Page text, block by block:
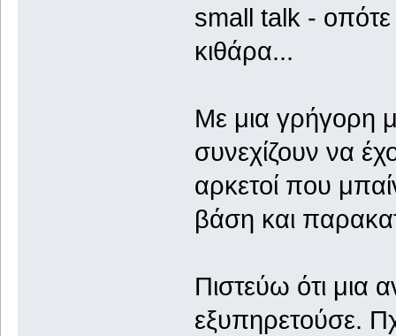
small talk - οπότε
κιθάρα...
Με μια γρήγορη
συνεχίζουν να
αρκετοί που
βάση και
Πιστεύω ότι μια
εξυπηρετούσε.